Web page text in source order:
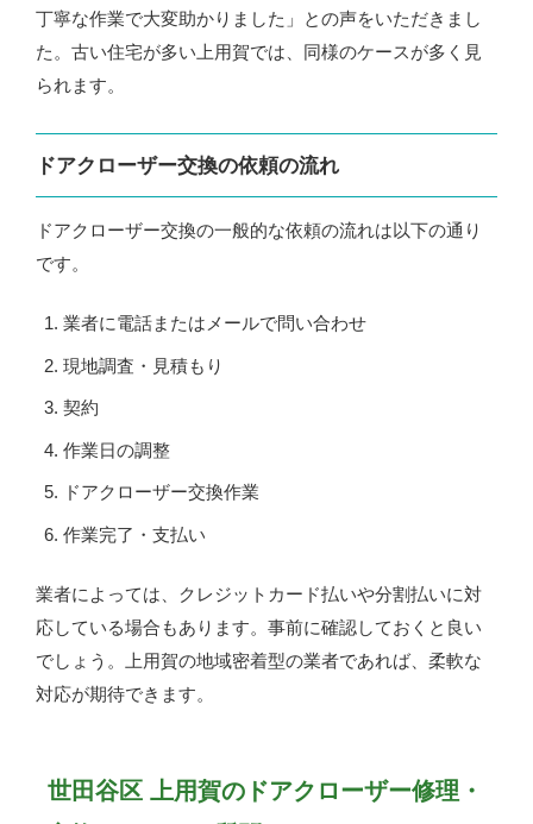
丁寧な作業で大変助かりました」との声をいただきまし
た。古い住宅が多い上用賀では、同様のケースが多く見
られます。
ドアクローザー交換の依頼の流れ
ドアクローザー交換の一般的な依頼の流れは以下の通り
です。
業者に電話またはメールで問い合わせ
現地調査・見積もり
契約
作業日の調整
ドアクローザー交換作業
作業完了・支払い
業者によっては、クレジットカード払いや分割払いに対
応している場合もあります。事前に確認しておくと良い
でしょう。上用賀の地域密着型の業者であれば、柔軟な
対応が期待できます。
世田谷区 上用賀のドアクローザー修理・